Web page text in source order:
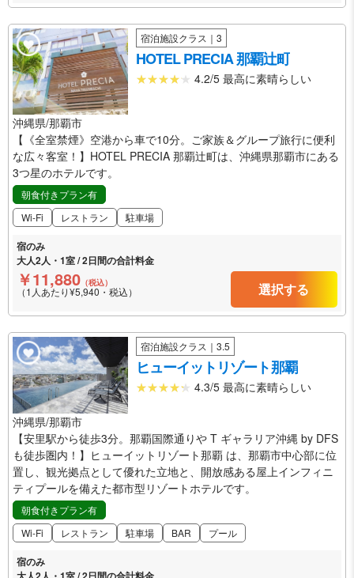
宿泊施設クラス｜3
HOTEL PRECIA 那覇辻町
4.2/5 最高に素晴らしい
沖縄県/那覇市
【《全室禁煙》空港から車で10分。ご家族＆グループ旅行に便利
な広々客室！】HOTEL PRECIA 那覇辻町は、沖縄県那覇市にある
3つ星のホテルです。
朝食付きプラン有
Wi-Fi
レストラン 駐車場
宿のみ
大人2人・1室 / 2日間の合計料金
￥11,880 （税込）
（1人あたり¥5,940・税込） 選択する
宿泊施設クラス｜3.5
ヒューイットリゾート那覇
4.3/5 最高に素晴らしい
沖縄県/那覇市
【安里駅から徒歩3分。那覇国際通りや T ギャラリア沖縄 by DFS
も徒歩圏内！】ヒューイットリゾート那覇 は、那覇市中心部に位
置し、観光拠点として優れた立地と、開放感ある屋上インフィニ
ティプールを備えた都市型リゾートホテルです。
朝食付きプラン有
Wi-Fi
レストラン 駐車場 BAR プール
宿のみ